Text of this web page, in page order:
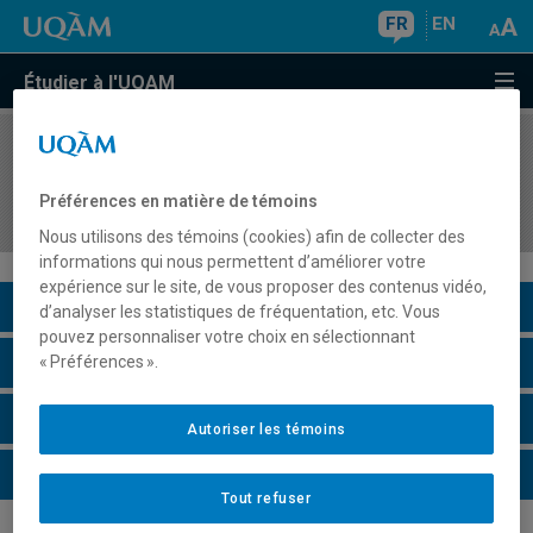
FR EN
Étudier à l'UQAM
COURS//
petite enfance
Description du cours
Horaire - Été 2026
Horaire - Automne 2026
Horaire - Hiver 2027
Préférences en matière de témoins
Nous utilisons des témoins (cookies) afin de collecter des
informations qui nous permettent d’améliorer votre
expérience sur le site, de vous proposer des contenus vidéo,
d’analyser les statistiques de fréquentation, etc. Vous
pouvez personnaliser votre choix en sélectionnant
« Préférences ».
Tout refuser
Autoriser les témoins